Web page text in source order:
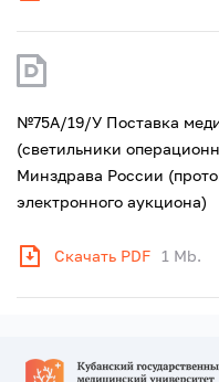
№75А/19/У Поставка
(светильники
Минздрава России
электронного аукциона)
Скачать PDF 1 Mb.